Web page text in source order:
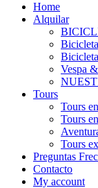
Home
Alquilar
Vespa
Tours
Tours
Tours
Tours
Preguntas
Contacto
My account